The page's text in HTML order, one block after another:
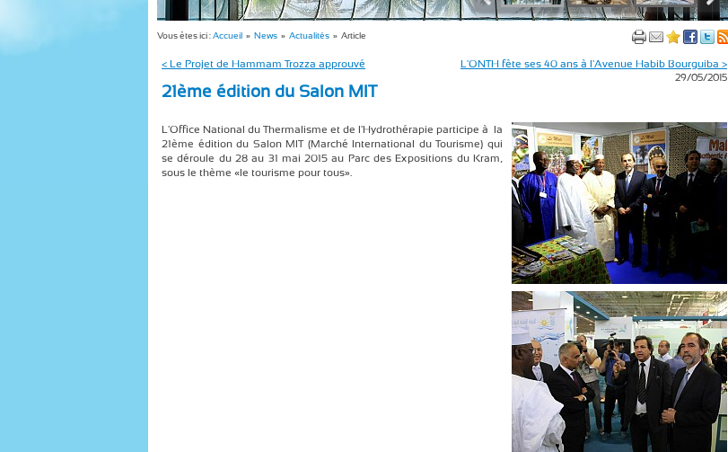
Vous êtes ici :Accueil » News » Actualités » Article
L'ONTH fête ses 40 ans à l'Avenue Habib Bourguiba >
< Le Projet de Hammam Trozza approuvé
29/05/2015
21ème édition du Salon MIT
L'Office National du Thermalisme et de l'Hydrothérapie participe à la
21ème édition du Salon MIT (Marché International du Tourisme) qui
se déroule du 28 au 31 mai 2015 au Parc des Expositions du Kram,
sous le thème «le tourisme pour tous».